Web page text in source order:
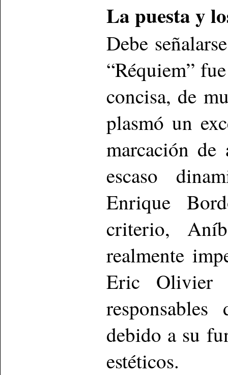
La puesta y
Debe
“Réquiem”
concisa, de
plasmó un
marcación
escaso
Enrique
criterio,
realmente
Eric Olivier
debido a su
estéticos.